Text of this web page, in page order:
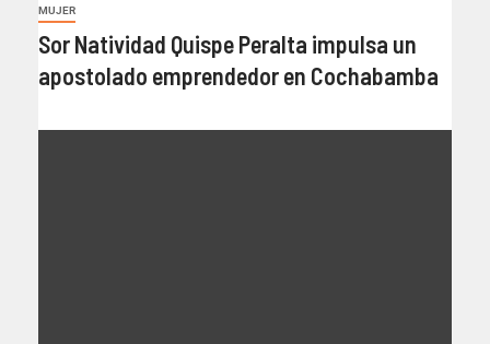
MUJER
Sor Natividad Quispe Peralta impulsa un
apostolado emprendedor en Cochabamba